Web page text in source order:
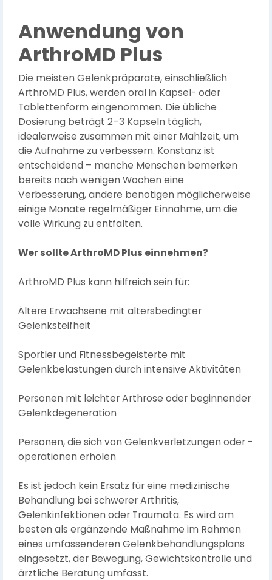
Anwendung von
ArthroMD Plus
Die meisten Gelenkpräparate, einschließlich
ArthroMD Plus, werden oral in Kapsel- oder
Tablettenform eingenommen. Die übliche
Dosierung beträgt 2–3 Kapseln täglich,
idealerweise zusammen mit einer Mahlzeit, um
die Aufnahme zu verbessern. Konstanz ist
entscheidend – manche Menschen bemerken
bereits nach wenigen Wochen eine
Verbesserung, andere benötigen möglicherweise
einige Monate regelmäßiger Einnahme, um die
volle Wirkung zu entfalten.
Wer sollte ArthroMD Plus einnehmen?
ArthroMD Plus kann hilfreich sein für:
Ältere Erwachsene mit altersbedingter
Gelenksteifheit
Sportler und Fitnessbegeisterte mit
Gelenkbelastungen durch intensive Aktivitäten
Personen mit leichter Arthrose oder beginnender
Gelenkdegeneration
Personen, die sich von Gelenkverletzungen oder -
operationen erholen
Es ist jedoch kein Ersatz für eine medizinische
Behandlung bei schwerer Arthritis,
Gelenkinfektionen oder Traumata. Es wird am
besten als ergänzende Maßnahme im Rahmen
eines umfassenderen Gelenkbehandlungsplans
eingesetzt, der Bewegung, Gewichtskontrolle und
ärztliche Beratung umfasst.